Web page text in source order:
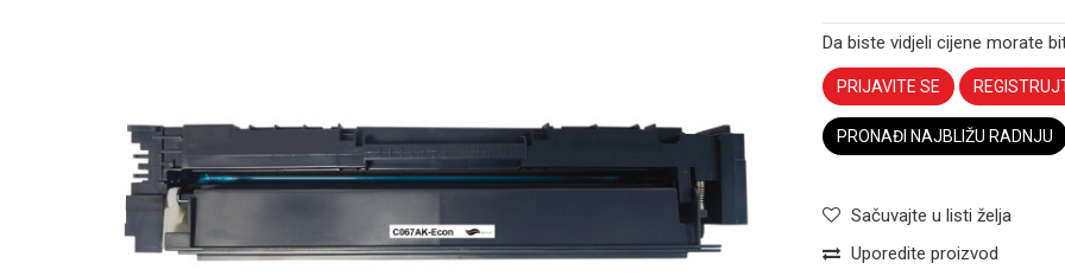
Da biste vidjeli cijene morate
PRIJAVITE SE
PRONAĐI NAJBLIŽU RADNJU
Sačuvajte u listi želja
Uporedite proizvod